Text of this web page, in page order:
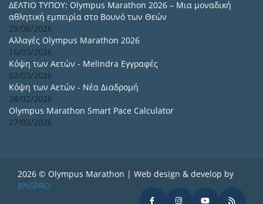
ΔΕΛΤΙΟ ΤΥΠΟΥ: Olympus Marathon 2026 – Μια μοναδική
αθλητική εμπειρία στο Βουνό των Θεών
29/06/2026
Αλλαγές Olympus Marathon 2026
16/03/2026
Κόψη των Αετών - Melindra Εγγραφές
02/03/2026
Κόψη των Αετών - Νέα Διαδρομή
28/02/2026
Olympus Marathon Smart Pace Calculator
27/02/2026
2026 © Olympus Marathon | Web design & develop by
BNSPRO